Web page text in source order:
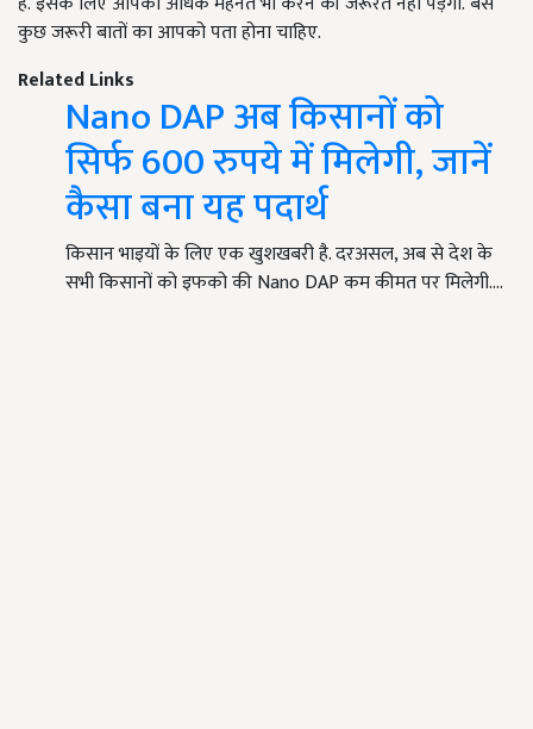
कुछ जरूरी बातों का आपको पता होना चाहिए.
Related Links
Nano DAP अब किसानों को
सिर्फ 600 रुपये में मिलेगी, जानें
कैसा बना यह पदार्थ
किसान भाइयों के लिए एक खुशखबरी है. दरअसल, अब से देश के
सभी किसानों को इफको की Nano DAP कम कीमत पर मिलेगी.…